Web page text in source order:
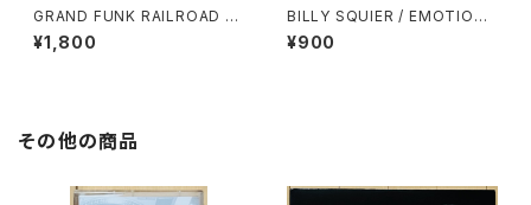
GRAND FUNK RAILROAD /
CLOSER TO HOME
¥1,800
BILLY SQUIER / EMOTIONS
IN MOTION
¥900
その他の商品